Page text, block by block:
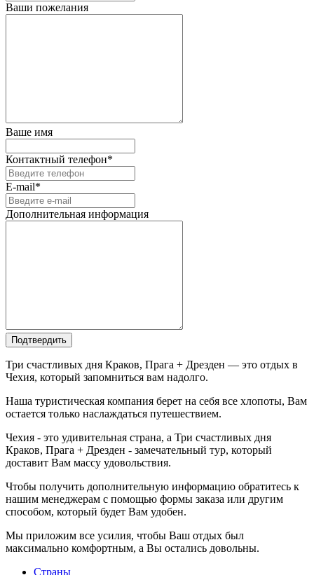
Ваши пожелания
Ваше имя
Контактный телефон*
E-mail*
Дополнительная информация
Подтвердить
Три счастливых дня Краков, Прага + Дрезден — это отдых в
Чехия, который запомниться вам надолго.
Наша туристическая компания берет на себя все хлопоты, Вам
остается только наслаждаться путешествием.
Чехия - это удивительная страна, а Три счастливых дня
Краков, Прага + Дрезден - замечательный тур, который
доставит Вам массу удовольствия.
Чтобы получить дополнительную информацию обратитесь к
нашим менеджерам с помощью формы заказа или другим
способом, который будет Вам удобен.
Мы приложим все усилия, чтобы Ваш отдых был
максимально комфортным, а Вы остались довольны.
Страны